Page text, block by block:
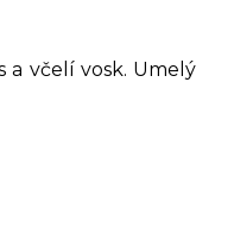
a včelí vosk. Umelý